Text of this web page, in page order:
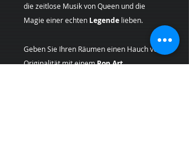
die zeitlose Musik von Queen und die
Magie einer echten Legende lieben.
Geben Sie Ihren Räumen einen Hauch von
Originalität mit einemPop Art